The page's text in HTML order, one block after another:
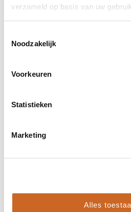
verzameld op basis van uw
Noodzakelijk
Voorkeuren
Statistieken
Marketing
Alles
rechter bicep